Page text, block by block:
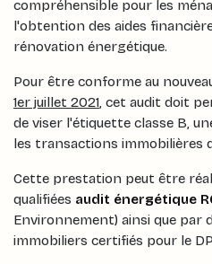
compréhensible pour les
l'obtention des aides
rénovation énergétique.
Pour être conforme au
1er juillet 2021, cet audit doit
de viser l'étiquette classe B,
les transactions immobilières
Cette prestation peut être
qualifiées audit énergétique
Environnement) ainsi que par
immobiliers certifiés pour le